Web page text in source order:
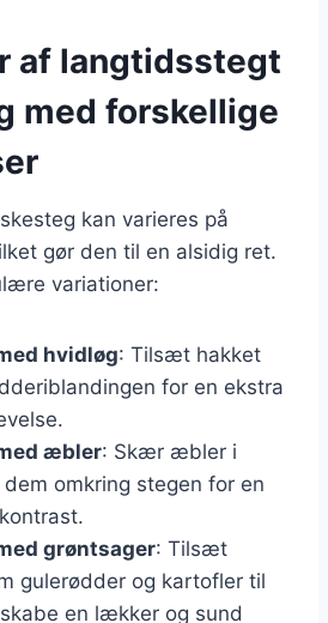
af langtidsstegt
med forskellige
kan varieres på
gør den til en alsidig ret.
variationer:
hvidløg: Tilsæt hakket
for en ekstra
æbler: Skær æbler i
omkring stegen for en
grøntsager: Tilsæt
gulerødder og kartofler til
en lækker og sund